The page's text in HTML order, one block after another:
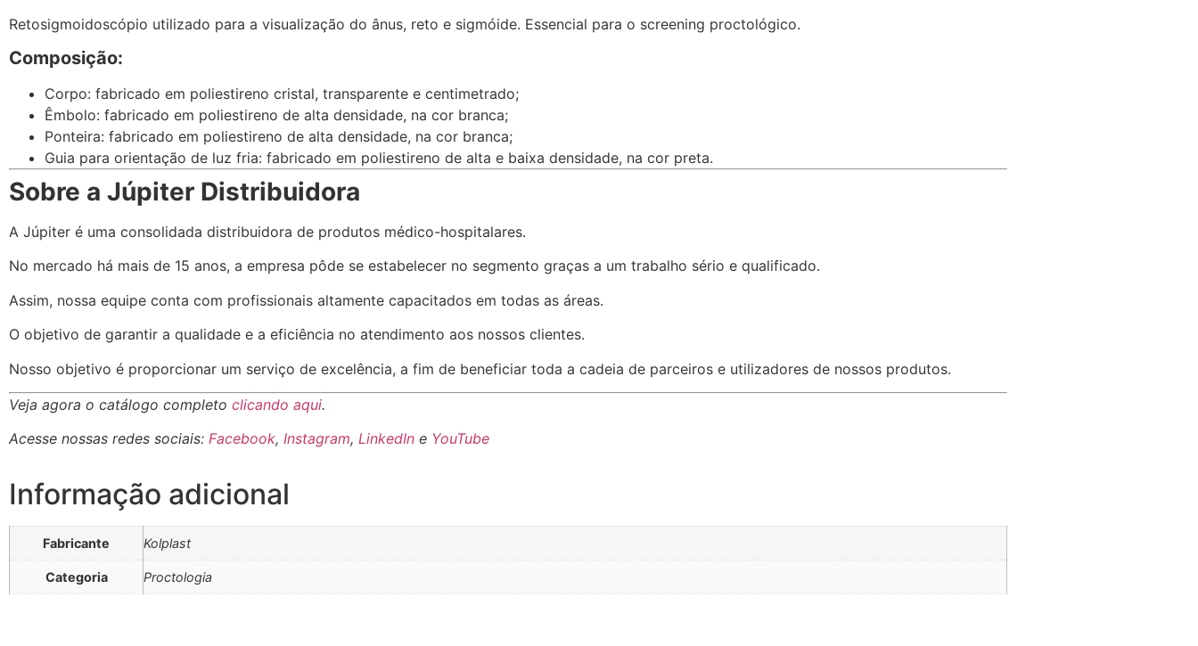
Retosigmoidoscópio utilizado para a visualização do ânus, reto e sigmóide. Essencial para o screening proctológico.
Composição:
Corpo: fabricado em poliestireno cristal, transparente e centimetrado;
Êmbolo: fabricado em poliestireno de alta densidade, na cor branca;
Ponteira: fabricado em poliestireno de alta densidade, na cor branca;
Guia para orientação de luz fria: fabricado em poliestireno de alta e baixa densidade, na cor preta.
Sobre a Júpiter Distribuidora
A Júpiter é uma consolidada distribuidora de produtos médico-hospitalares.
No mercado há mais de 15 anos, a empresa pôde se estabelecer no segmento graças a um trabalho sério e qualificado.
Assim, nossa equipe conta com profissionais altamente capacitados em todas as áreas.
O objetivo de garantir a qualidade e a eficiência no atendimento aos nossos clientes.
Nosso objetivo é proporcionar um serviço de excelência, a fim de beneficiar toda a cadeia de parceiros e utilizadores de nossos produtos.
Veja agora o catálogo completo clicando aqui.
Acesse nossas redes sociais: Facebook, Instagram, LinkedIn e YouTube
Informação adicional
Fabricante Kolplast
Categoria Proctologia